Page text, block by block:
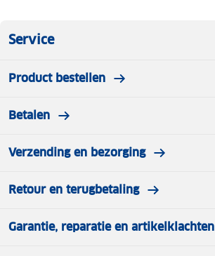
Service
Product bestellen
Betalen
Verzending en bezorging
Retour en terugbetaling
Garantie, reparatie en artikelklachten